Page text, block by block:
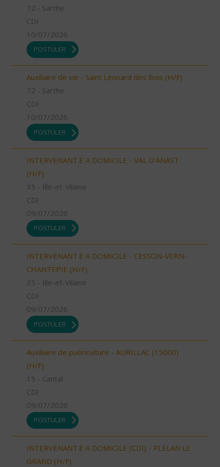
72 - Sarthe
CDI
10/07/2026
POSTULER
Auxiliaire de vie - Saint Léonard des Bois (H/F)
72 - Sarthe
CDI
10/07/2026
POSTULER
INTERVENANT.E A DOMICILE - VAL D'ANAST
(H/F)
35 - Ille-et-Vilaine
CDI
09/07/2026
POSTULER
INTERVENANT.E A DOMICILE - CESSON-VERN-
CHANTEPIE (H/F)
35 - Ille-et-Vilaine
CDI
09/07/2026
POSTULER
Auxiliaire de puériculture - AURILLAC (15000)
(H/F)
15 - Cantal
CDI
09/07/2026
POSTULER
INTERVENANT.E A DOMICILE (CDI) - PLELAN LE
GRAND (H/F)